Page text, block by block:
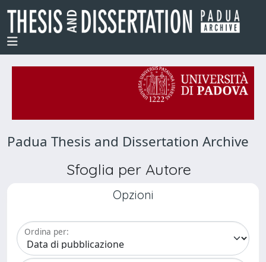
Padua Thesis and Dissertation Archive
Sfoglia per Autore
Opzioni
Ordina per: